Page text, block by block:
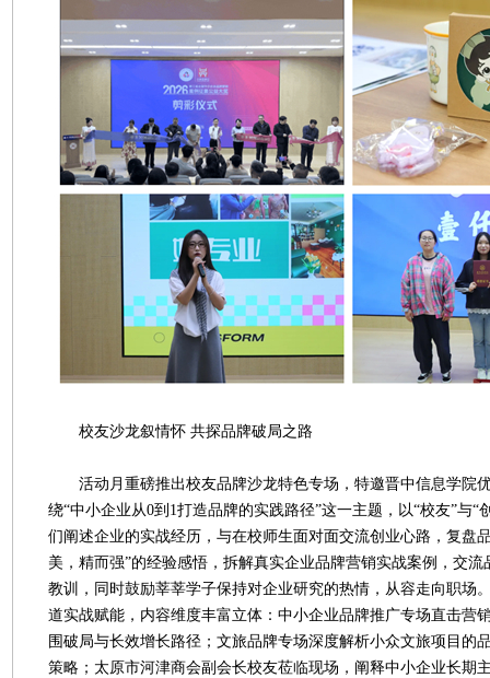
校友沙龙叙情怀 共探品牌破局之路
活动月重磅推出校友品牌沙龙特色专场，特邀晋中信息学院
绕“中小企业从0到1打造品牌的实践路径”这一主题，以“校友”与“
们阐述企业的实战经历，与在校师生面对面交流创业心路，复盘
美，精而强”的经验感悟，拆解真实企业品牌营销实战案例，交
教训，同时鼓励莘莘学子保持对企业研究的热情，从容走向职场
道实战赋能，内容维度丰富立体：中小企业品牌推广专场直击营
围破局与长效增长路径；文旅品牌专场深度解析小众文旅项目的
策略；太原市河津商会副会长校友莅临现场，阐释中小企业长期